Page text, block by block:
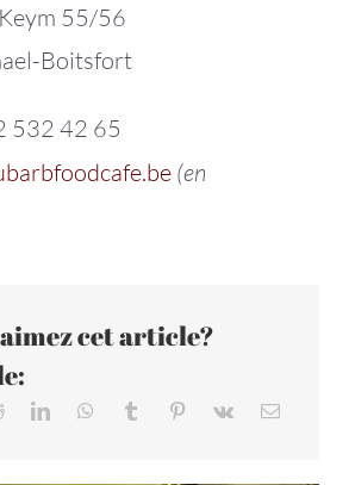
55/56
Boitsfort
532 42 65
(en
aimez cet article?